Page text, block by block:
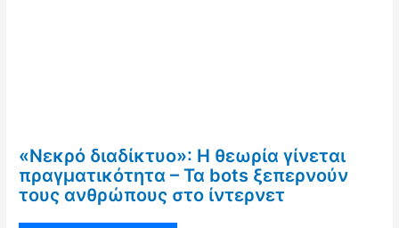
«Νεκρό διαδίκτυο»: Η θεωρία γίνεται
πραγματικότητα – Τα bots ξεπερνούν
τους ανθρώπους στο ίντερνετ